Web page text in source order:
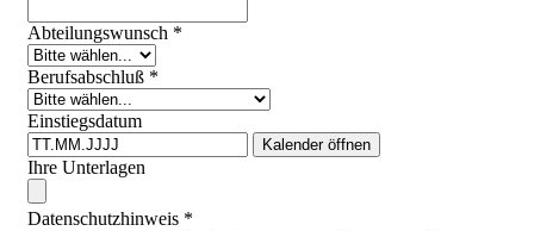
Abteilungswunsch *
Berufsabschluß *
Einstiegsdatum
Kalender öffnen
Ihre Unterlagen
Datenschutzhinweis *